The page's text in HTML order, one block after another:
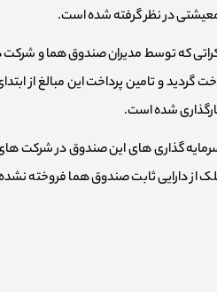
معیشتی در نظر گرفته شده است.
که توسط مدیران صندوق هما و
شده است.
گذاری های این صندوق در شرکت
دارایی ثابت صندوق هما فروخته